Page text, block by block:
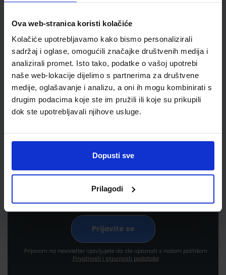
Ova web-stranica koristi kolačiće
Kolačiće upotrebljavamo kako bismo personalizirali
sadržaj i oglase, omogućili značajke društvenih medija i
analizirali promet. Isto tako, podatke o vašoj upotrebi
naše web-lokacije dijelimo s partnerima za društvene
medije, oglašavanje i analizu, a oni ih mogu kombinirati s
drugim podacima koje ste im pružili ili koje su prikupili
dok ste upotrebljavali njihove usluge.
Dopusti sve
Prilagodi
Newsletter prijava
Prijavite se kako bi primali informacije o novim
proizvodima i uslugama, akcijama i drugim
Prijavom na newsletter izjavljujete da ste upoznati s našom politikom
Privatnosti i sigurnosti podataka